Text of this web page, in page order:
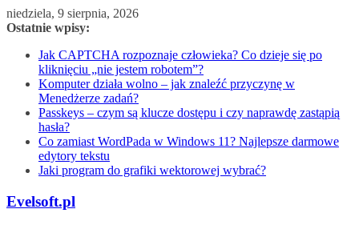
Przejdź
do
niedziela, 9 sierpnia, 2026
Ostatnie wpisy:
Jak CAPTCHA rozpoznaje człowieka? Co dzieje się po
kliknięciu „nie jestem robotem”?
Komputer działa wolno – jak znaleźć przyczynę w
Menedżerze zadań?
Passkeys – czym są klucze dostępu i czy naprawdę zastąpią
hasła?
Co zamiast WordPada w Windows 11? Najlepsze darmowe
edytory tekstu
Jaki program do grafiki wektorowej wybrać?
Evelsoft.pl